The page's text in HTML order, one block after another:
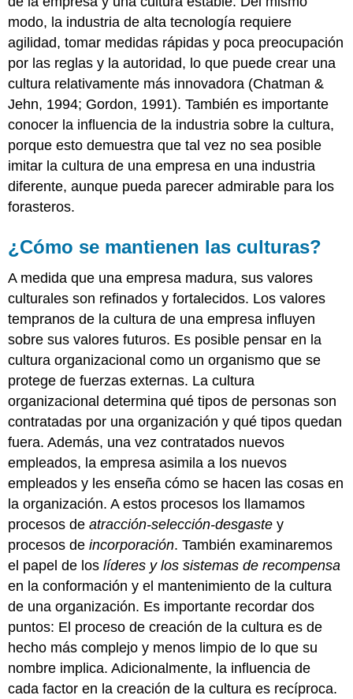
modo, la industria de alta tecnología requiere
agilidad, tomar medidas rápidas y poca preocupación
por las reglas y la autoridad, lo que puede crear una
cultura relativamente más innovadora (Chatman &
Jehn, 1994; Gordon, 1991). También es importante
conocer la influencia de la industria sobre la cultura,
porque esto demuestra que tal vez no sea posible
imitar la cultura de una empresa en una industria
diferente, aunque pueda parecer admirable para los
forasteros.
¿Cómo se mantienen las culturas?
A medida que una empresa madura, sus valores
culturales son refinados y fortalecidos. Los valores
tempranos de la cultura de una empresa influyen
sobre sus valores futuros. Es posible pensar en la
cultura organizacional como un organismo que se
protege de fuerzas externas. La cultura
organizacional determina qué tipos de personas son
contratadas por una organización y qué tipos quedan
fuera. Además, una vez contratados nuevos
empleados, la empresa asimila a los nuevos
empleados y les enseña cómo se hacen las cosas en
la organización. A estos procesos los llamamos
procesos deatracción-selección-desgaste y
procesos deincorporación. También examinaremos
el papel de loslíderes y los sistemas de recompensa
en la conformación y el mantenimiento de la cultura
de una organización. Es importante recordar dos
puntos: El proceso de creación de la cultura es de
hecho más complejo y menos limpio de lo que su
nombre implica. Adicionalmente, la influencia de
cada factor en la creación de la cultura es recíproca.